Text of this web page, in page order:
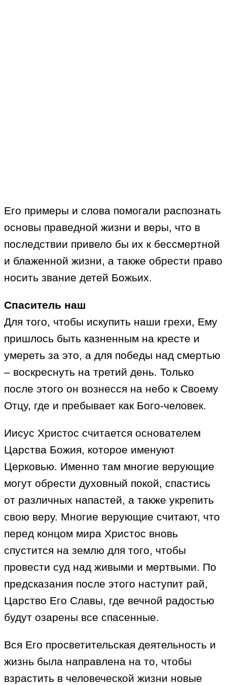
Его примеры и слова помогали распознать
основы праведной жизни и веры, что в
последствии привело бы их к бессмертной
и блаженной жизни, а также обрести право
носить звание детей Божьих.
Спаситель наш
Для того, чтобы искупить наши грехи, Ему
пришлось быть казненным на кресте и
умереть за это, а для победы над смертью
– воскреснуть на третий день. Только
после этого он вознесся на небо к Своему
Отцу, где и пребывает как Бого-человек.
Иисус Христос считается основателем
Царства Божия, которое именуют
Церковью. Именно там многие верующие
могут обрести духовный покой, спастись
от различных напастей, а также укрепить
свою веру. Многие верующие считают, что
перед концом мира Христос вновь
спустится на землю для того, чтобы
провести суд над живыми и мертвыми. По
предсказания после этого наступит рай,
Царство Его Славы, где вечной радостью
будут озарены все спасенные.
Вся Его просветительская деятельность и
жизнь была направлена на то, чтобы
взрастить в человеческой жизни новые